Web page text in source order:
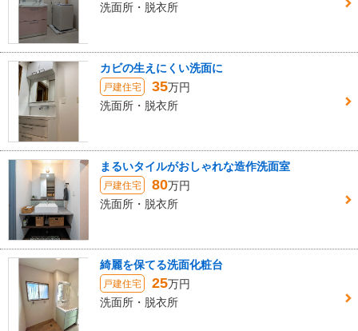
洗面所・脱衣所
カビの生えにくい洗面に
戸建住宅 35万円
洗面所・脱衣所
まるいタイルがおしゃれな造作洗面室
戸建住宅 80万円
洗面所・脱衣所
綺麗を保てる洗面化粧台
戸建住宅 25万円
洗面所・脱衣所